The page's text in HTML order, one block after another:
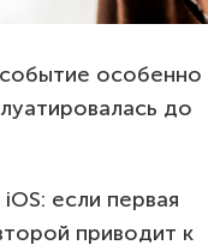
особенно
до
если первая
приводит к